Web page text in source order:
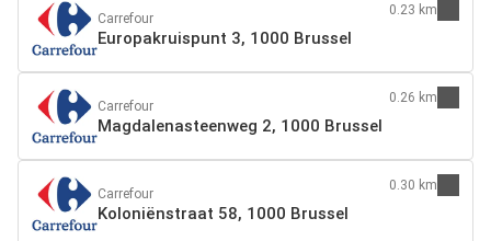
Carrefour
Europakruispunt 3, 1000 Brussel
0.23 km
Carrefour
Magdalenasteenweg 2, 1000 Brussel
0.26 km
Carrefour
Koloniënstraat 58, 1000 Brussel
0.30 km